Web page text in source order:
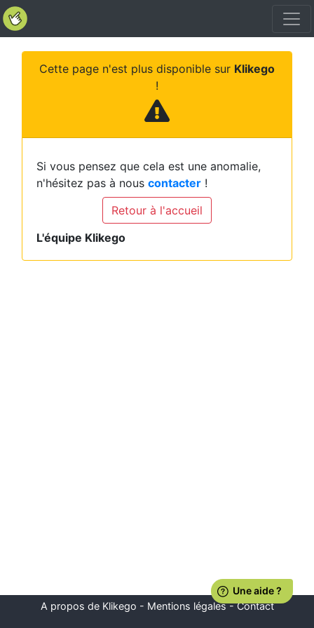
Cette page n'est plus disponible sur Klikego
!
Si vous pensez que cela est une anomalie,
n'hésitez pas à nous contacter !
Retour à l'accueil
L'équipe Klikego
A propos de Klikego - Mentions légales-Contact